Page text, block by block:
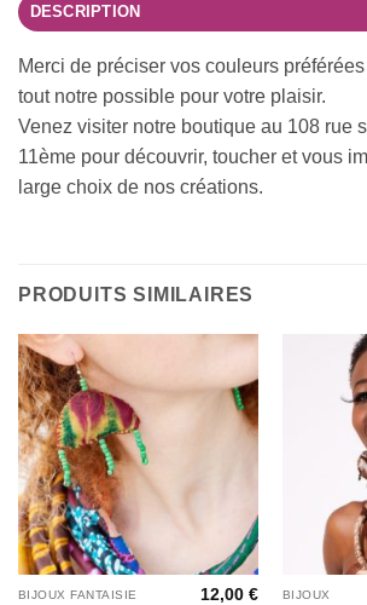
DESCRIPTION
Merci de préciser vos couleurs
tout notre possible pour votre plaisir.
Venez visiter notre boutique au 108 rue
11ème pour découvrir, toucher et vous
large choix de nos créations.
PRODUITS SIMILAIRES
BIJOUX FANTAISIE 12,00€ BIJOUX